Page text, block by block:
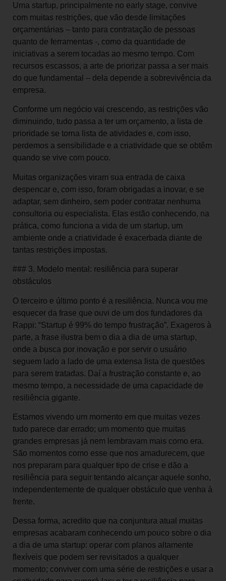
Uma startup, principalmente no early stage, convive
com muitas restrições, que vão desde limitações
orçamentárias – tanto para contratação de pessoas
quanto de ferramentas -, como da quantidade de
iniciativas a serem tocadas ao mesmo tempo. Com
recursos escassos, a arte de priorizar passa a ser mais
do que fundamental – dela depende a sobrevivência da
empresa.
Conforme um negócio vai crescendo, as restrições vão
diminuindo, tudo passa a ter um orçamento, a lista de
prioridade se torna lista de atividades e, com isso,
perdemos a sensibilidade e a criatividade que se obtêm
quando se vive com pouco.
Muitas organizações viram sua entrada de caixa
despencar e, com isso, foram obrigadas a inovar, e se
adaptar, sem dinheiro, sem poder contratar nenhuma
consultoria ou especialista. Elas estão conhecendo, na
prática, como funciona a vida de um startup, um
ambiente onde a criatividade é exacerbada diante de
tantas restrições impostas.
### 3. Modelo mental: resiliência para superar
obstáculos
O terceiro e último ponto é a resiliência. Nunca vou me
esquecer da frase que ouvi de um dos fundadores da
Rappi: “Startup é 99% do tempo frustração”. Exageros à
parte, a frase ilustra bem o dia a dia de uma startup,
onde a busca por inovação e por servir o usuário
seguem lado a lado de uma extensa lista de questões
para serem tratadas. Daí a frustração constante e, ao
mesmo tempo, a necessidade de uma capacidade de
resiliência gigante.
Estamos vivendo um momento em que muitas vezes
tudo parece dar errado; um momento que muitas
grandes empresas já nem lembravam mais como era.
São momentos como esse que nos amadurecem, que
nos preparam para qualquer tipo de crise e dão a
resiliência para seguir tentando alcançar aquele sonho,
independentemente de qualquer obstáculo que venha à
frente.
Dessa forma, acredito que na conjuntura atual muitas
empresas acabaram conhecendo um pouco sobre o dia
a dia de uma startup: operar com planos altamente
flexíveis que podem ser revisitados a qualquer
momento; conviver com uma série de restrições e usar a